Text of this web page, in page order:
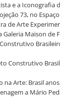
e a Iconografia
73, no
de Arte
Galeria Maison de
Construtivo
na Arte: Brasil
a Mário